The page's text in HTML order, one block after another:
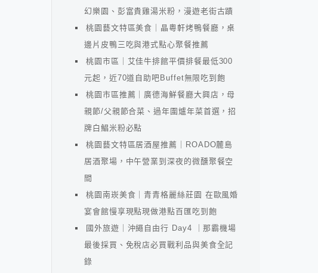
幻樂園、彭富貴雞湯米粉，漫遊老街古蹟
桃園藝文特區美食｜晶粵軒烤鴨餐廳，桌
邊片皮鴨三吃與港式點心聚餐推薦
桃園市區｜艾佳牛排館平價排餐最低300
元起，近70道自助吧Buffet無限吃到飽
桃園市區推薦｜廣德海鮮餐廳大興店，母
親節/父親節合菜、過年圍爐年菜首選，招
牌白鯧米粉必點
桃園藝文特區居酒屋推薦｜ROADO麓島
居酒聚場，中午營業到深夜的微醺聚餐空
間
桃園南崁美食｜青青格麗絲莊園 在歐風婚
宴會館慢享現點現做港點百匯吃到飽
國外旅遊｜沖繩自由行 Day4 ｜那霸機場
最後採買、免稅店必買戰利品與美食全記
錄